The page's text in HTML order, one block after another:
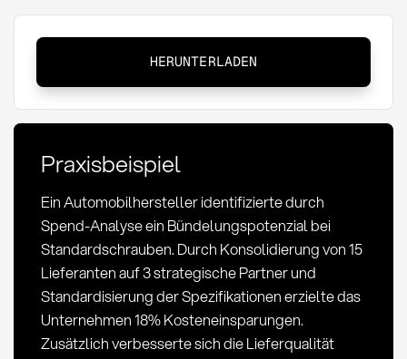
Einkaufshebel:
Definition,
Methoden
und
Anwendung
HERUNTERLADEN
Praxisbeispiel
Ein Automobilhersteller identifizierte durch
Spend-Analyse ein Bündelungspotenzial bei
Standardschrauben. Durch Konsolidierung von 15
Lieferanten auf 3 strategische Partner und
Standardisierung der Spezifikationen erzielte das
Unternehmen 18% Kosteneinsparungen.
Zusätzlich verbesserte sich die Lieferqualität